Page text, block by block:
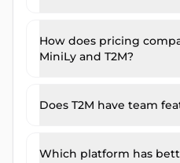
How does pricing
MiniLy and T2M?
Does T2M have team
Which platform has